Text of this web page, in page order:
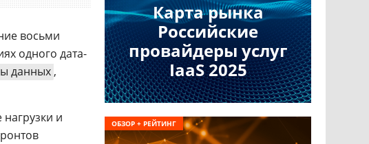
восьми
одного дата-
данных ,
и
Карта рынка
Российские
провайдеры услуг
IaaS 2025
ОБЗОР + РЕЙТИНГ